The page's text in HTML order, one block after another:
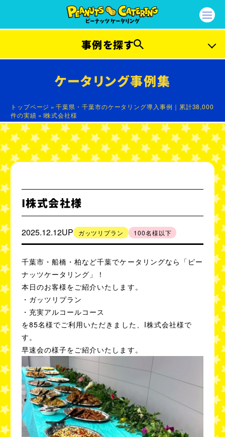
ケータリング事例集
トップページ »千葉県・千葉市のケータリング導入事例｜累計38,000
件の実績 » I株式会社様
事例を探す
プラン別事例
カジュアルプラン
ガッツリプラン ラグジュアリープラン
プラチナプラン セレブリティープラン
ハラルプラン
人数別事例
50 名様以下 80 名様以下
100名様以下
500
セミナー・講演会
イベント
100名様以上の
パーティー
社内懇親会・
記念式典
ブライダル・
学校での謝恩会・
交流会
展示会・
商品発表会
I株式会社様
2025.12.12UP ガッツリプラン 100名様以下
千葉市・船橋・柏など千葉でケータリングなら「ピー
ナッツケータリング」！
本日のお客様をご紹介いたします。
・ガッツリプラン
・充実アルコールコース
を85名様でご利用いただきました、I株式会社様で
す。
早速会の様子をご紹介いたします。